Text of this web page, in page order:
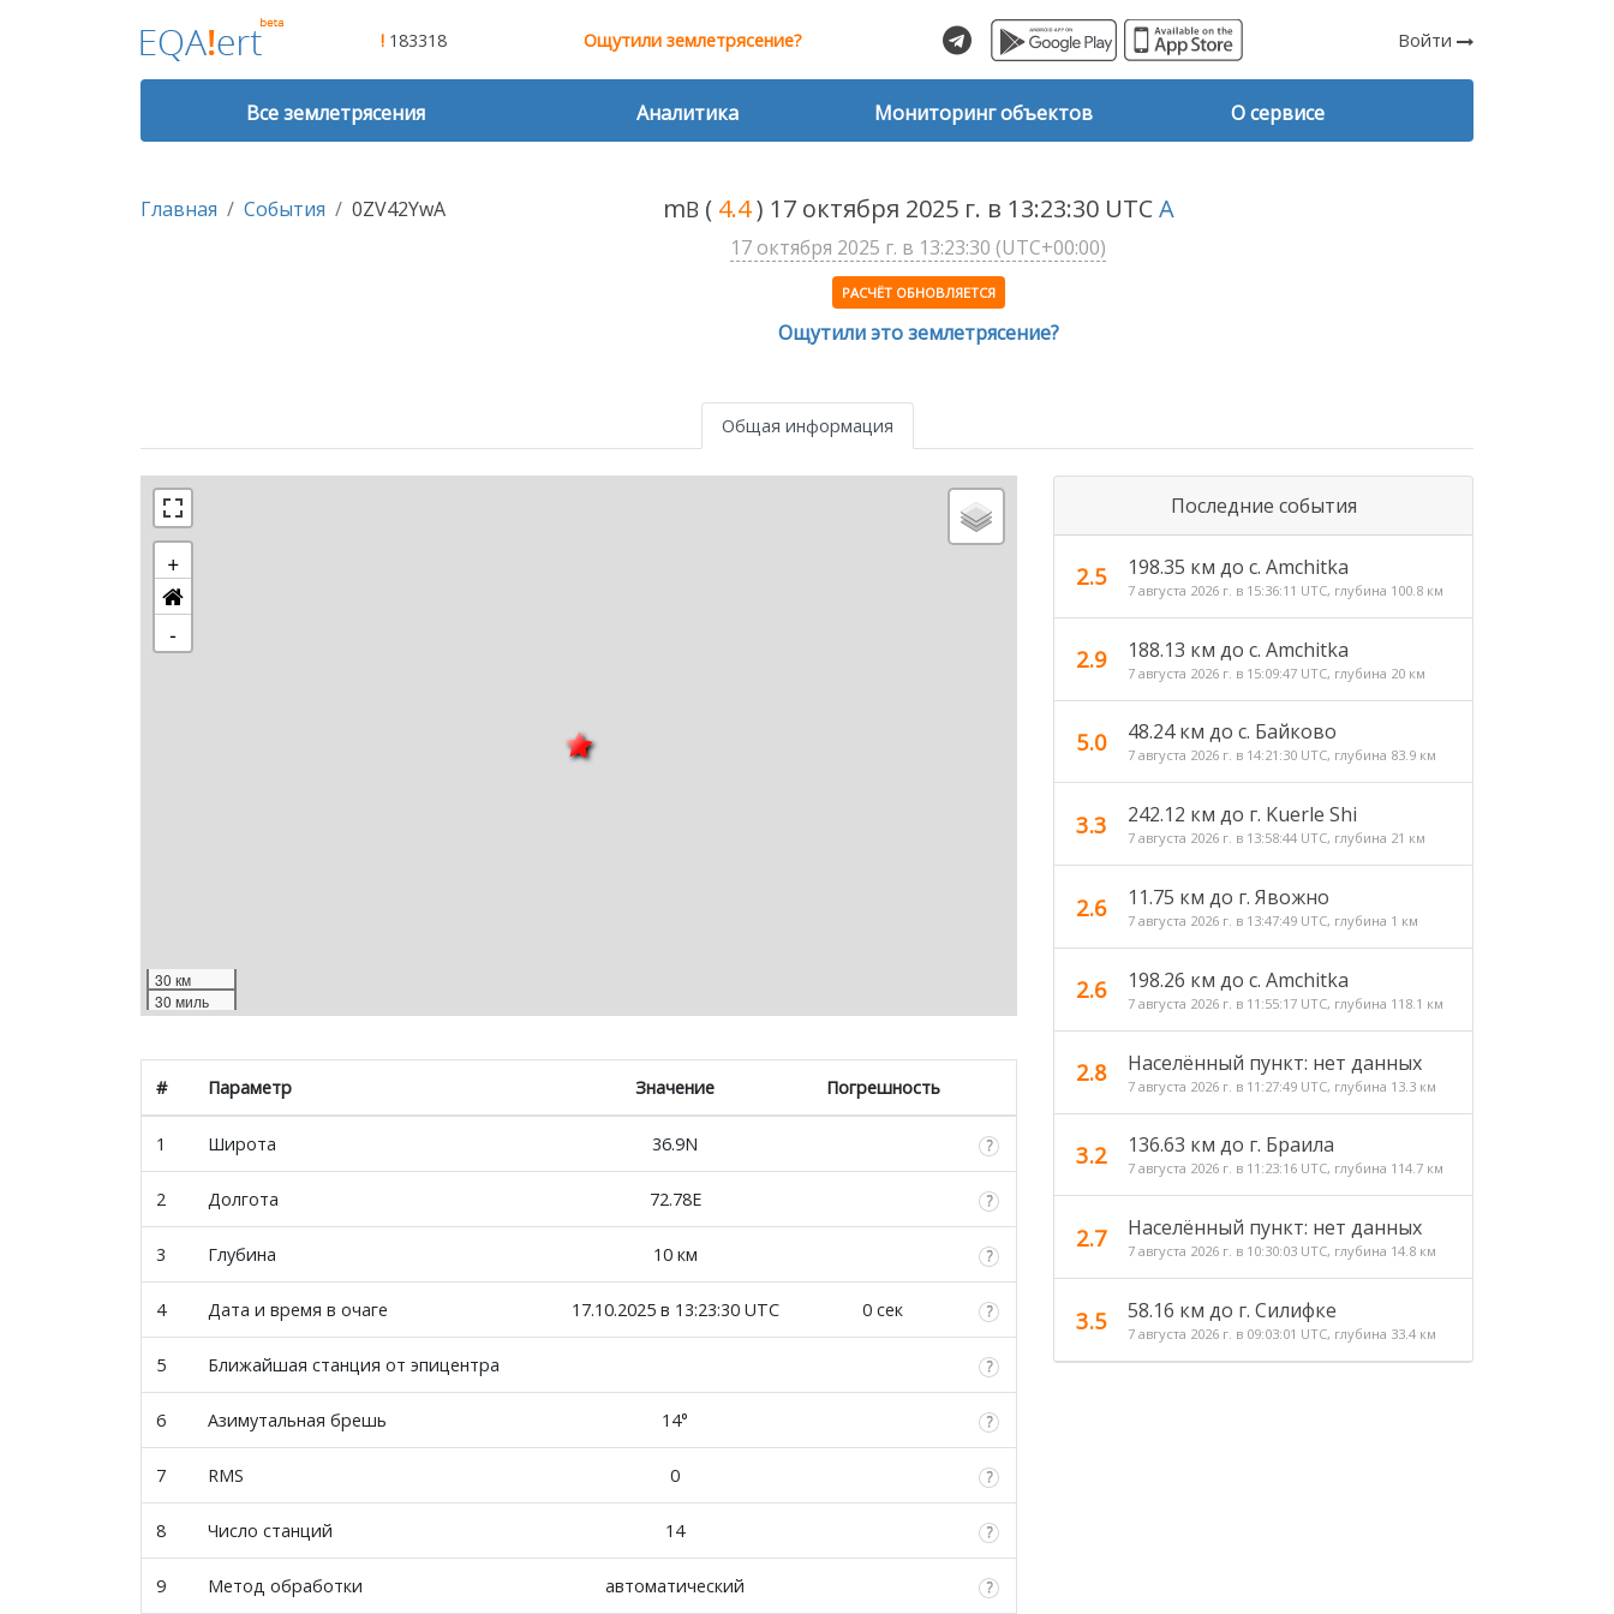
! 183318 Ощутили землетрясение? Войти
Все землетрясения Аналитика Мониторинг объектов О сервисе
Главная События 0ZV42YwA mB ( 4.4) 17 октября 2025 г. в 13:23:30 UTCA
17 октября 2025 г. в 13:23:30 (UTC+00:00)
РАСЧЁТ ОБНОВЛЯЕТСЯ
Ощутили это землетрясение?
Общая информация
+
-
30 км
30 миль
# Параметр Значение Погрешность
1 Широта 36.9N
2 Долгота 72.78E
3 Глубина 10 км
4 Дата и время в очаге 17.10.2025 в 13:23:30 UTC 0 сек
5 Ближайшая станция от эпицентра
6 Азимутальная брешь 14°
7 RMS 0
8 Число станций 14
9 Метод обработки автоматический
Последние события
2.5 198.35 км до с. Amchitka
7 августа 2026 г. в 15:36:11 UTC, глубина 100.8 км
2.9 188.13 км до с. Amchitka
7 августа 2026 г. в 15:09:47 UTC, глубина 20 км
5.0 48.24 км до c. Байково
7 августа 2026 г. в 14:21:30 UTC, глубина 83.9 км
3.3 242.12 км до г. Kuerle Shi
7 августа 2026 г. в 13:58:44 UTC, глубина 21 км
2.6 11.75 км до г. Явожно
7 августа 2026 г. в 13:47:49 UTC, глубина 1 км
2.6 198.26 км до с. Amchitka
7 августа 2026 г. в 11:55:17 UTC, глубина 118.1 км
2.8 Населённый пункт: нет данных
7 августа 2026 г. в 11:27:49 UTC, глубина 13.3 км
3.2 136.63 км до г. Браила
7 августа 2026 г. в 11:23:16 UTC, глубина 114.7 км
2.7 Населённый пункт: нет данных
7 августа 2026 г. в 10:30:03 UTC, глубина 14.8 км
3.5 58.16 км до г. Силифке
7 августа 2026 г. в 09:03:01 UTC, глубина 33.4 км